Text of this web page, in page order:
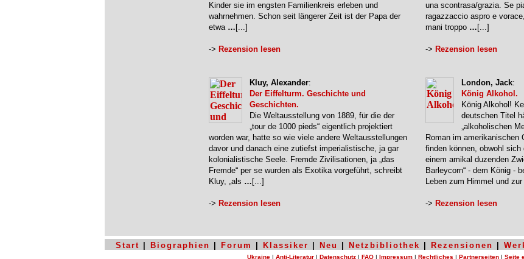
Kinder sie im engsten Familienkreis erleben und
wahrnehmen. Schon seit längerer Zeit ist der Papa der
etwa … [...]
-> Rezension lesen
una scontrasa/grazia. Se
ragazzaccio aspro e
mani troppo … [...]
-> Rezension lesen
Kluy, Alexander:
Der Eiffelturm. Geschichte und
Geschichten.
Die Weltausstellung von 1889, für die der
„tour de 1000 pieds“ eigentlich projektiert
worden war, hatte so wie viele andere Weltausstellungen
davor und danach eine zutiefst imperialistische, ja gar
kolonialistische Seele. Fremde Zivilisationen, ja „das
Fremde“ per se wurden als Exotika vorgeführt, schreibt
Kluy, „als … [...]
-> Rezension lesen
London, Jack:
König Alkohol.
König Alkohol!
deutschen Titel
„alkoholischen
Roman im amerikanischen
finden können, obwohl
einem amikal duzenden
Barleycorn“ - dem König -
Leben zum Himmel und zur
-> Rezension lesen
Start Biographien Forum Klassiker Neu Netzbibliothek Rezensionen
Ukraine | Anti-Literatur | Datenschutz | FAQ | Impressum | Rechtliches | Partnerseiten | Seite